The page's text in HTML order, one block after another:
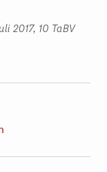
2017, 10 TaBV